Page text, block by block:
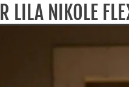
LILA NIKOLE